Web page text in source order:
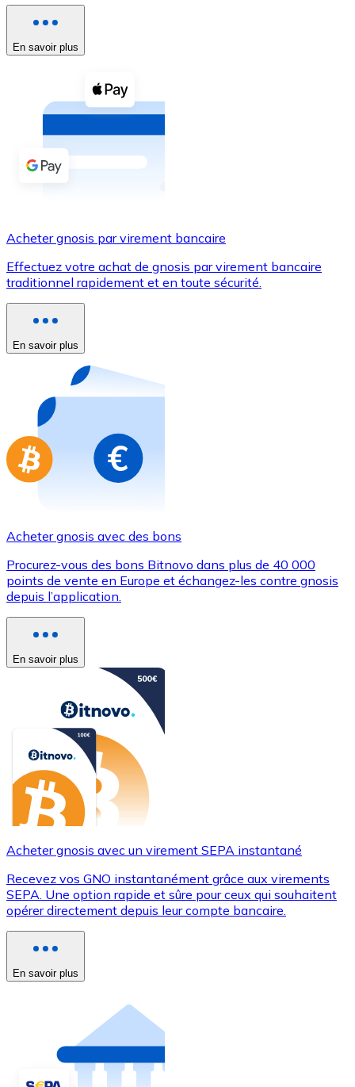
Voir toutes
Coupons crypto
Achetez des cryptomonnaies en espèces et d'autres
Acheter avec espèces
Virement SEPA
Utilisez les cartes Visa et Mastercard pour acheter
Acheter avec carte
Nouveau
Achetez des cartes-cadeaux de vos marques
Aller à la boutique de cartes-cadeaux
En savoir plus
Acheter gnosis par virement bancaire
Effectuez votre achat de gnosis par virement bancaire
traditionnel rapidement et en toute sécurité.
En savoir plus
Acheter gnosis avec des bons
Procurez-vous des bons Bitnovo dans plus de 40 000
points de vente en Europe et échangez-les contre gnosis
depuis l’application.
En savoir plus
Acheter gnosis avec un virement SEPA instantané
Recevez vos GNO instantanément grâce aux virements
SEPA. Une option rapide et sûre pour ceux qui souhaitent
opérer directement depuis leur compte bancaire.
En savoir plus